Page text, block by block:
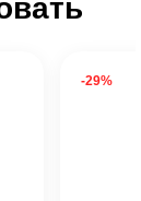
-29%